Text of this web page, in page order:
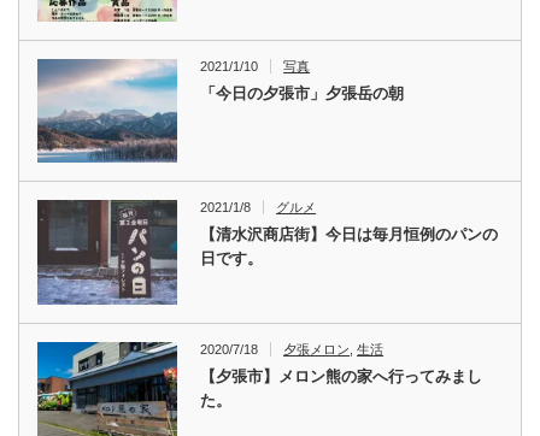
2021/1/10 写真
「今日の夕張市」夕張岳の朝
2021/1/8 グルメ
【清水沢商店街】今日は毎月恒例のパンの
日です。
2020/7/18 夕張メロン ,生活
【夕張市】メロン熊の家へ行ってみまし
た。